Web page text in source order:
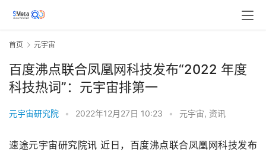
首页 元宇宙
百度沸点联合凤凰网科技发布“2022 年度
科技热词”：元宇宙排第一
元宇宙研究院 • 2022年12月27日 10:23 • 元宇宙, 资讯
速途元宇宙研究院讯 近日，百度沸点联合凤凰网科技发布